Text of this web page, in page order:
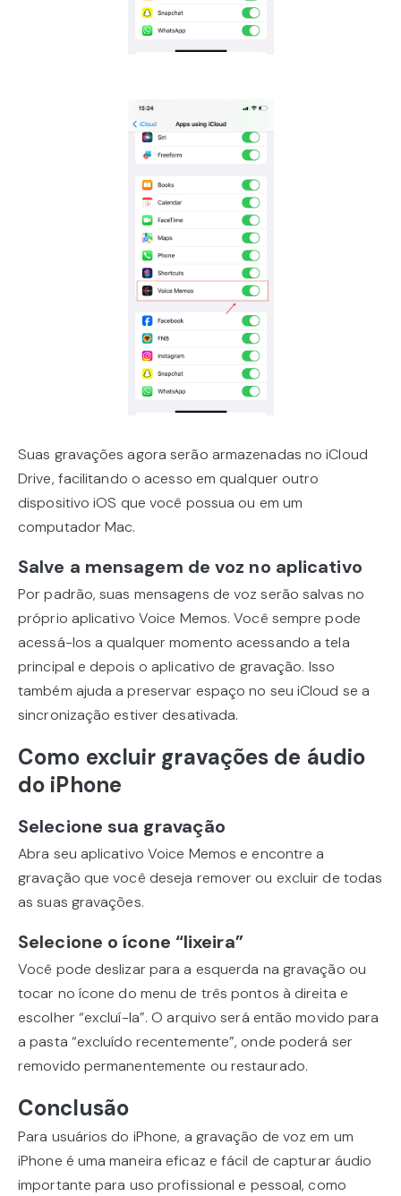
Suas gravações agora serão armazenadas no iCloud
Drive, facilitando o acesso em qualquer outro
dispositivo iOS que você possua ou em um
computador Mac.
Salve a mensagem de voz no aplicativo
Por padrão, suas mensagens de voz serão salvas no
próprio aplicativo Voice Memos. Você sempre pode
acessá-los a qualquer momento acessando a tela
principal e depois o aplicativo de gravação. Isso
também ajuda a preservar espaço no seu iCloud se a
sincronização estiver desativada.
Como excluir gravações de áudio
do iPhone
Selecione sua gravação
Abra seu aplicativo Voice Memos e encontre a
gravação que você deseja remover ou excluir de todas
as suas gravações.
Selecione o ícone “lixeira”
Você pode deslizar para a esquerda na gravação ou
tocar no ícone do menu de três pontos à direita e
escolher “excluí-la”. O arquivo será então movido para
a pasta “excluído recentemente”, onde poderá ser
removido permanentemente ou restaurado.
Conclusão
Para usuários do iPhone, a gravação de voz em um
iPhone é uma maneira eficaz e fácil de capturar áudio
importante para uso profissional e pessoal, como